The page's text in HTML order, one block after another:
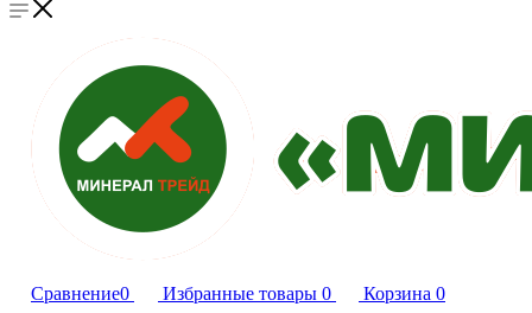
Сравнение0 Избранные товары 0 Корзина 0